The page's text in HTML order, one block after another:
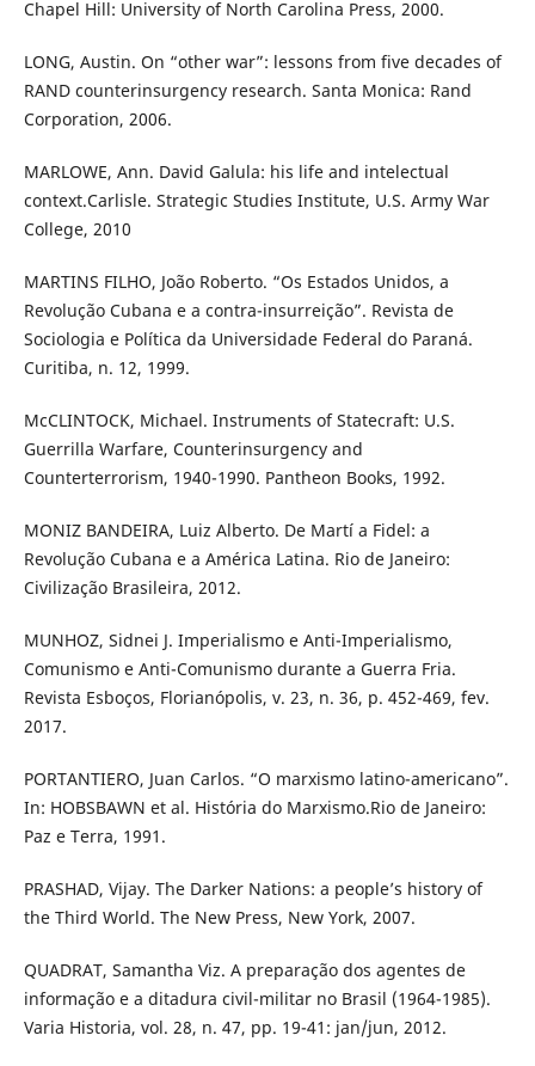
Chapel Hill: University of North Carolina Press, 2000.
LONG, Austin. On “other war”: lessons from five decades of
RAND counterinsurgency research. Santa Monica: Rand
Corporation, 2006.
MARLOWE, Ann. David Galula: his life and intelectual
context.Carlisle. Strategic Studies Institute, U.S. Army War
College, 2010
MARTINS FILHO, João Roberto. “Os Estados Unidos, a
Revolução Cubana e a contra-insurreição”. Revista de
Sociologia e Política da Universidade Federal do Paraná.
Curitiba, n. 12, 1999.
McCLINTOCK, Michael. Instruments of Statecraft: U.S.
Guerrilla Warfare, Counterinsurgency and
Counterterrorism, 1940-1990. Pantheon Books, 1992.
MONIZ BANDEIRA, Luiz Alberto. De Martí a Fidel: a
Revolução Cubana e a América Latina. Rio de Janeiro:
Civilização Brasileira, 2012.
MUNHOZ, Sidnei J. Imperialismo e Anti-Imperialismo,
Comunismo e Anti-Comunismo durante a Guerra Fria.
Revista Esboços, Florianópolis, v. 23, n. 36, p. 452-469, fev.
2017.
PORTANTIERO, Juan Carlos. “O marxismo latino-americano”.
In: HOBSBAWN et al. História do Marxismo.Rio de Janeiro:
Paz e Terra, 1991.
PRASHAD, Vijay. The Darker Nations: a people’s history of
the Third World. The New Press, New York, 2007.
QUADRAT, Samantha Viz. A preparação dos agentes de
informação e a ditadura civil-militar no Brasil (1964-1985).
Varia Historia, vol. 28, n. 47, pp. 19-41: jan/jun, 2012.